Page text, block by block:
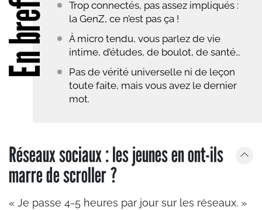
bref
Trop connectés, pas assez impliqués :
la GenZ, ce n’est pas ça !
À micro tendu, vous parlez de vie
intime, d’études, de boulot, de santé…
Pas de vérité universelle ni de leçon
toute faite, mais vous avez le dernier
mot.
Réseaux sociaux : les jeunes en ont-ils
marre de scroller ?
« Je passe 4-5 heures par jour sur les réseaux. »